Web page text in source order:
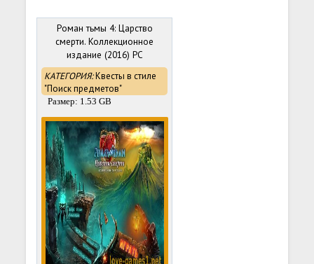
Роман тьмы 4: Царство
смерти. Коллекционное
издание (2016) PC
КАТЕГОРИЯ:Квесты в стиле
"Поиск предметов"
Размер: 1.53 GB